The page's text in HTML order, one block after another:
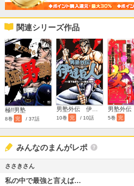
関連シリーズ作品
極!!男塾
8巻 完 / 37話
男塾外伝 伊達臣人
10巻 完 / 10話 5巻 完
みんなのまんがレポ
ささきさん
私の中で最強と言えば…